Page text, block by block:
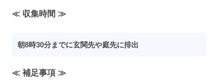
≪ 収集時間 ≫
朝8時30分までに玄関先や庭先に排出
≪ 補足事項 ≫